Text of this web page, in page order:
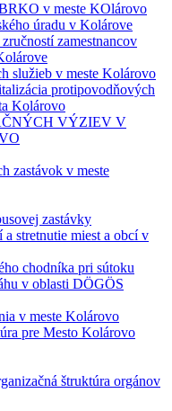
v meste KOlárovo
úradu v Kolárove
zamestnancov
služieb v meste Kolárovo
protipovodňových
Kolárovo
VÝZIEV V
zastávok v meste
zastávky
stretnutie miest a obcí v
chodníka pri sútoku
v oblasti DÖGÖS
v meste Kolárovo
pre Mesto Kolárovo
štruktúra orgánov